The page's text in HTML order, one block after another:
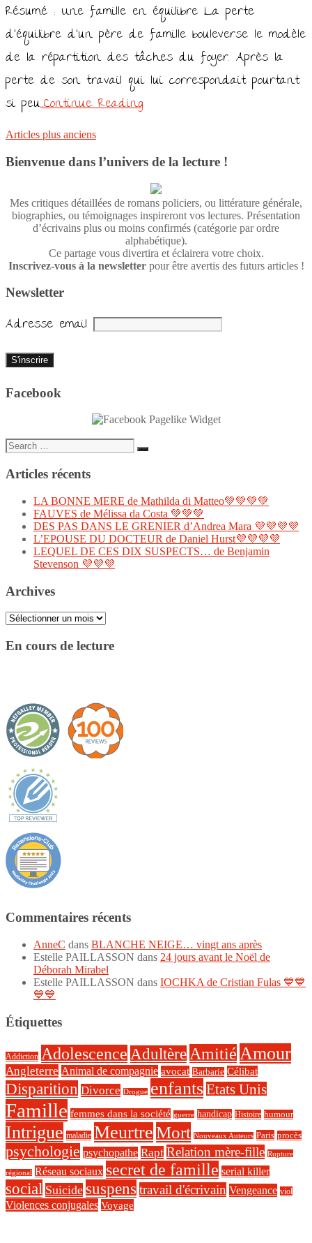
Résumé : Une famille en équilibre La perte
d’équilibre d’un père de famille bouleverse le modèle
de la répartition des tâches du foyer. Après la
perte de son travail qui lui correspondait pourtant
si peu…Continue Reading
Navigation
des
Articles plus anciens
Bienvenue dans l’univers de la lecture !
Mes critiques détaillées de romans policiers, ou littérature générale,
biographies, ou témoignages inspireront vos lectures. Présentation
d’écrivains plus ou moins confirmés (catégorie par ordre
alphabétique).
Ce partage vous divertira et éclairera votre choix.
Inscrivez-vous à la newsletterpour être avertis des futurs articles !
Newsletter
Adresse email
Facebook
Search
for:
Search
Articles récents
LA BONNE MERE de Mathilda di Matteo💚💚💚💚
FAUVES de Mélissa da Costa 💚💚💚
DES PAS DANS LE GRENIER d’Andrea Mara 💜💜💜💜
L’EPOUSE DU DOCTEUR de Daniel Hurst💜💜💜💜
LEQUEL DE CES DIX SUSPECTS… de Benjamin
Stevenson 💜💜💜
Archives
Archives
En cours de lecture
Commentaires récents
AnneC dans BLANCHE NEIGE… vingt ans après
Estelle PAILLASSON dans 24 jours avant le Noël de
Déborah Mirabel
Estelle PAILLASSON dans IOCHKA de Cristian Fulas 💙💙
💙💙
Étiquettes
Addiction Adolescence Adultère Amitié Amour
Angleterre Animal de compagnie avocat Barbarie Célibat
Disparition Divorce Drogue enfantsEtats Unis
Famille femmes dans la société guerre handicap Histoire humour
Intrigue maladie MeurtreMort Nouveaux Auteurs Paris procès
psychologie psychopathe Rapt Relation mère-fille Rupture
régional Réseau sociaux secret de famille serial killer
social Suicide suspens travail d'écrivain Vengeance viol
Violences conjugales Voyage